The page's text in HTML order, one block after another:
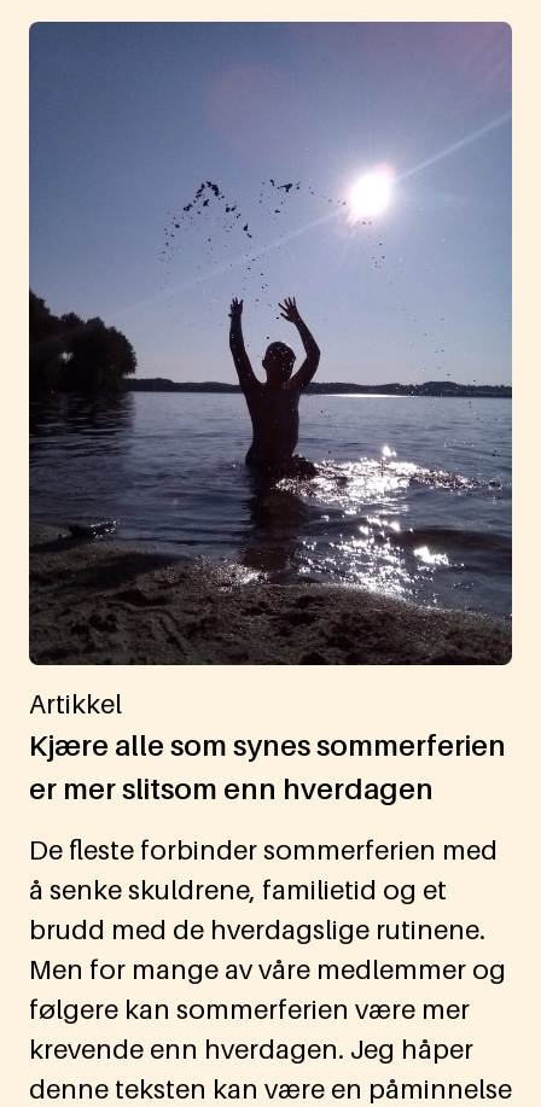
Artikkel
Kjære alle som synes sommerferien
er mer slitsom enn hverdagen
De fleste forbinder sommerferien med
å senke skuldrene, familietid og et
brudd med de hverdagslige rutinene.
Men for mange av våre medlemmer og
følgere kan sommerferien være mer
krevende enn hverdagen. Jeg håper
denne teksten kan være en påminnelse